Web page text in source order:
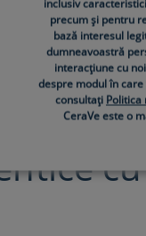
inclusiv
precum și pentru
bază interesul
dumneavoastră
interacțiune cu
despre modul în
consultați
CeraVe este o